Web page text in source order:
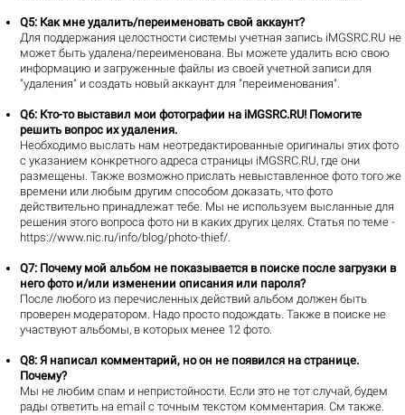
Q5: Как мне удалить/переименовать свой аккаунт?
Для поддержания целостности системы учетная запись iMGSRC.RU не
может быть удалена/переименована. Вы можете удалить всю свою
информацию и загруженные файлы из своей учетной записи для
"удаления" и создать новый аккаунт для "переименования".
Q6: Кто-то выставил мои фотографии на iMGSRC.RU! Помогите
решить вопрос их удаления.
Необходимо выслать нам неотредактированные оригиналы этих фото
с указанием конкретного адреса страницы iMGSRC.RU, где они
размещены. Также возможно прислать невыставленное фото того же
времени или любым другим способом доказать, что фото
действительно принадлежат тебе. Мы не используем высланные для
решения этого вопроса фото ни в каких других целях. Статья по теме -
https://www.nic.ru/info/blog/photo-thief/.
Q7: Почему мой альбом не показывается в поиске после загрузки в
него фото и/или изменении описания или пароля?
После любого из перечисленных действий альбом должен быть
проверен модератором. Надо просто подождать. Также в поиске не
участвуют альбомы, в которых менее 12 фото.
Q8: Я написал комментарий, но он не появился на странице.
Почему?
Мы не любим спам и непристойности. Если это не тот случай, будем
рады ответить на email с точным текстом комментария.См также.